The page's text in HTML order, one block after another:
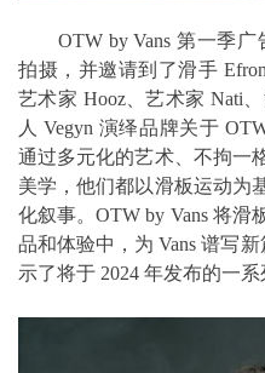
OTW by Vans 第一季广
拍摄，并邀请到了滑手 Efron
艺术家 Hooz、艺术家 Nati
人 Vegyn 演绎品牌关于
通过多元化的艺术、不拘一
美学，他们都以滑板运动为
化叙事。OTW by Vans 将
品和体验中，为 Vans 谱写
示了将于 2024 年发布的一系